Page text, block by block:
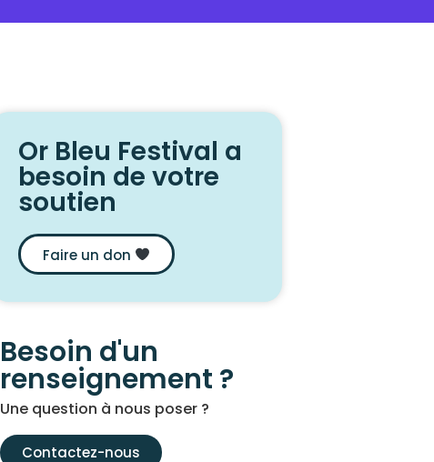
Or Bleu Festival a
besoin de votre
soutien
Faire un don
Besoin d'un
renseignement ?
Une question à nous poser ?
Contactez-nous